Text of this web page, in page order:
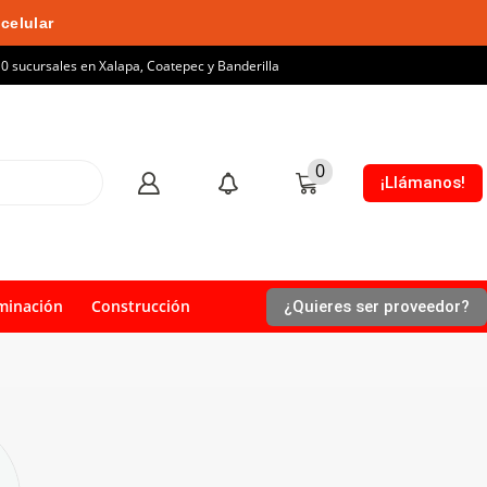
sucursales en Xalapa, Coatepec y Banderilla
0 ¡Llámanos!
Construcción ¿Quieres ser proveedor?